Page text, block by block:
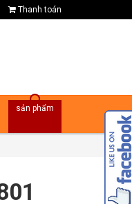
Thanh toán
sản phẩm